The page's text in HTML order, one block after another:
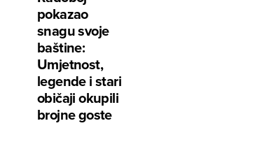
pokazao
snagu svoje
baštine:
Umjetnost,
legende i stari
običaji okupili
brojne goste